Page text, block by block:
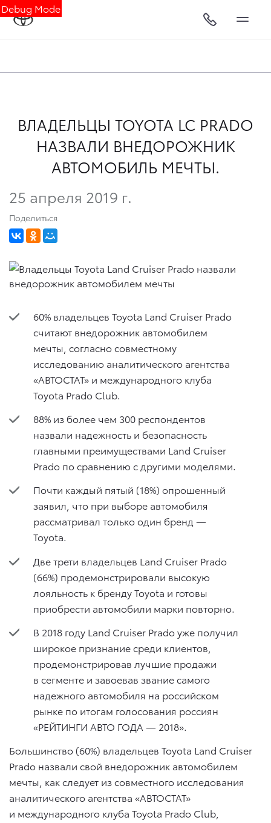
Debug Mode
ВЛАДЕЛЬЦЫ TOYOTA LC PRADO
НАЗВАЛИ ВНЕДОРОЖНИК
АВТОМОБИЛЬ МЕЧТЫ.
25 апреля 2019 г.
Поделиться
60% владельцев Toyota Land Cruiser Prado
считают внедорожник автомобилем
мечты, согласно совместному
исследованию аналитического агентства
«АВТОСТАТ» и международного клуба
Toyota Prado Club.
88% из более чем 300 респондентов
назвали надежность и безопасность
главными преимуществами Land Cruiser
Prado по сравнению с другими моделями.
Почти каждый пятый (18%) опрошенный
заявил, что при выборе автомобиля
рассматривал только один бренд —
Toyota.
​​​​​​​Две трети владельцев Land Cruiser Prado
(66%) продемонстрировали высокую
лояльность к бренду Toyota и готовы
приобрести автомобили марки повторно.
В 2018 году Land Cruiser Prado уже получил
широкое признание среди клиентов,
продемонстрировав лучшие продажи
в сегменте и завоевав звание самого
надежного автомобиля на российском
рынке по итогам голосования россиян
«РЕЙТИНГИ АВТО ГОДА — 2018».
Большинство (60%) владельцев Toyota Land Cruiser
Prado назвали свой внедорожник автомобилем
мечты, как следует из совместного исследования
аналитического агентства «АВТОСТАТ»
и международного клуба Toyota Prado Club,